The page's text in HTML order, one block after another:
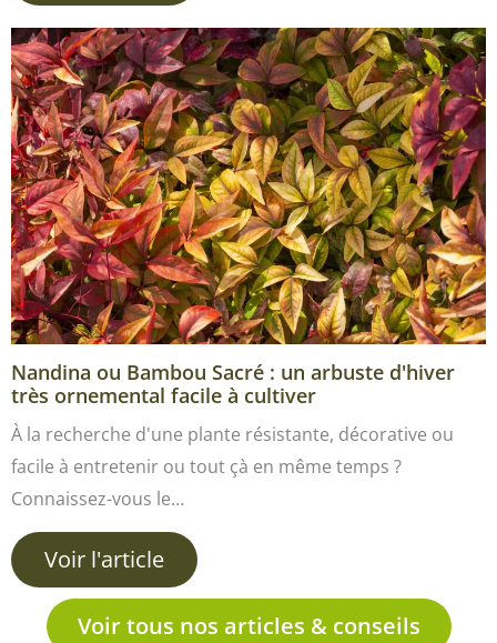
Nandina ou Bambou Sacré : un arbuste d'hiver
très ornemental facile à cultiver
À la recherche d'une plante résistante, décorative ou
facile à entretenir ou tout çà en même temps ?
Connaissez-vous le…
Voir l'article
Voir tous nos articles & conseils